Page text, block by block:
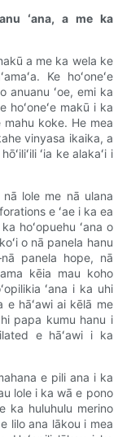
ʻana, a me ka
a me ka wela ke
Ke hoʻoneʻe
anuanu ʻoe, emi ka
hoʻoneʻe makū i ka
koke. He mea
vinyasa ikaika, a
ʻia ke alakaʻi i
lole me nā ulana
e ʻae i ka ea
hoʻopuehu ʻana o
o nā panela hanu
panela hope, nā
kēia mau koho
ʻana i ka uhi
e hāʻawi ai kēlā me
papa kumu hanu i
e hāʻawi i ka
e pili ana i ka
lole i ka wā e pono
ka huluhulu merino
lilo ana lākou i mea